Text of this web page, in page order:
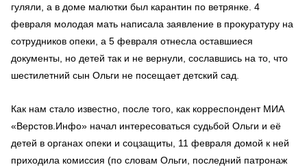
гуляли, а в доме малютки был карантин по ветрянке. 4
февраля молодая мать написала заявление в прокуратуру на
сотрудников опеки, а 5 февраля отнесла оставшиеся
документы, но детей так и не вернули, сославшись на то, что
шестилетний сын Ольги не посещает детский сад.
Как нам стало известно, после того, как корреспондент МИА
«Верстов.Инфо» начал интересоваться судьбой Ольги и её
детей в органах опеки и соцзащиты, 11 февраля домой к ней
приходила комиссия (по словам Ольги, последний патронаж